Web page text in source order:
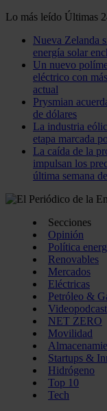
Lo más leído Últimas
Nueva Zelanda
energía solar
Un nuevo
eléctrico con
actual
Prysmian
de dólares
La industria
etapa marcada
La caída de la
impulsan los
última semana
Secciones
Opinión
Política
Renovables
Mercados
Eléctricas
Petróleo &
Videopodcast
NET ZERO
Movilidad
Startups &
Hidrógeno
Top 10
Tech